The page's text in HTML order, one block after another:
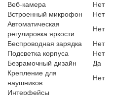
Веб-камера
Нет
Встроенный микрофон
Нет
Автоматическая
регулировка яркости
Нет
Беспроводная зарядка
Нет
Подсветка корпуса
Нет
Безрамочный дизайн
Да
Крепление для
наушников
Нет
Интерфейсы